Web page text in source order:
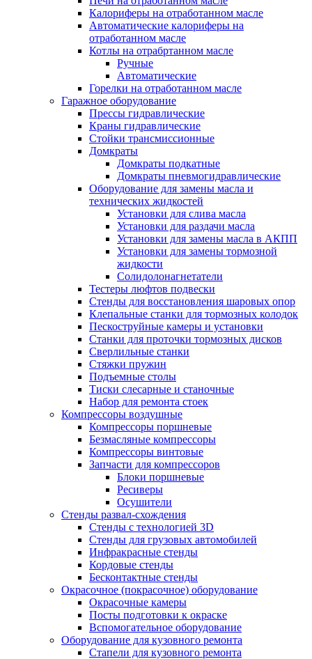
Калориферы на отработанном масле
Автоматические калориферы на
отработанном масле
Котлы на отрабртанном масле
Ручные
Автоматические
Горелки на отработанном масле
Гаражное оборудование
Прессы гидравлические
Краны гидравлические
Стойки трансмиссионные
Домкраты
Домкраты подкатные
Домкраты пневмогидравлические
Оборудование для замены масла и
технических жидкостей
Установки для слива масла
Установки для раздачи масла
Установки для замены масла в АКПП
Установки для замены тормозной
жидкости
Солидолонагнетатели
Тестеры люфтов подвески
Стенды для восстановления шаровых опор
Клепальные станки для тормозных колодок
Пескоструйные камеры и установки
Станки для проточки тормозных дисков
Сверлильные станки
Стяжки пружин
Подъемные столы
Тиски слесарные и станочные
Набор для ремонта стоек
Компрессоры воздушные
Компрессоры поршневые
Безмасляные компрессоры
Компрессоры винтовые
Запчасти для компрессоров
Блоки поршневые
Ресиверы
Осушители
Стенды развал-схождения
Стенды с технологией 3D
Стенды для грузовых автомобилей
Инфракрасные стенды
Кордовые стенды
Бесконтактные стенды
Окрасочное (покрасочное) оборудование
Окрасочные камеры
Посты подготовки к окраске
Вспомогательное оборудование
Оборудование для кузовного ремонта
Стапели для кузовного ремонта